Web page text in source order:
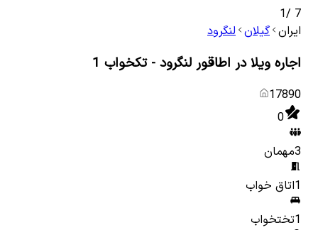
7
/
1
ایران گیلان لنگرود
اجاره ویلا در اطاقور لنگرود - تکخواب 1
17890
0
3مهمان
1اتاق خواب
1تختخواب